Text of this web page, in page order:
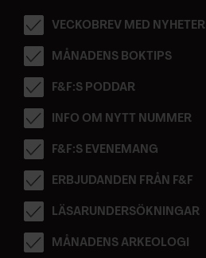
VECKOBREV MED NYHETER
MÅNADENS BOKTIPS
F&F:S PODDAR
INFO OM NYTT NUMMER
F&F:S EVENEMANG
ERBJUDANDEN FRÅN F&F
LÄSARUNDERSÖKNINGAR
MÅNADENS ARKEOLOGI